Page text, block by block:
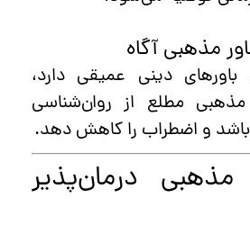
دینی عمیقی دارد،
مطلع از روان‌شناسی
و اضطراب را کاهش دهد.
درمان‌پذیر